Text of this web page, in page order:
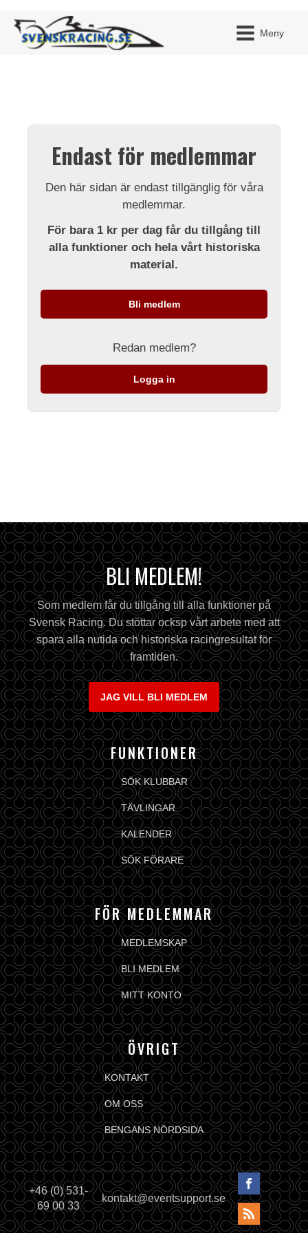
Meny
Endast för medlemmar
Den här sidan är endast tillgänglig för våra
medlemmar.
För bara 1 kr per dag får du tillgång till
alla funktioner och hela vårt historiska
material.
Bli medlem
Redan medlem?
Logga in
BLI MEDLEM!
Som medlem får du tillgång till alla funktioner på
Svensk Racing. Du stöttar ocksp vårt arbete med att
spara alla nutida och historiska racingresultat för
framtiden.
JAG VILL BLI MEDLEM
FUNKTIONER
SÖK KLUBBAR
TÄVLINGAR
KALENDER
SÖK FÖRARE
FÖR MEDLEMMAR
MEDLEMSKAP
BLI MEDLEM
MITT KONTO
ÖVRIGT
KONTAKT
OM OSS
BENGANS NÖRDSIDA
+46 (0) 531-
69 00 33
kontakt@eventsupport.se